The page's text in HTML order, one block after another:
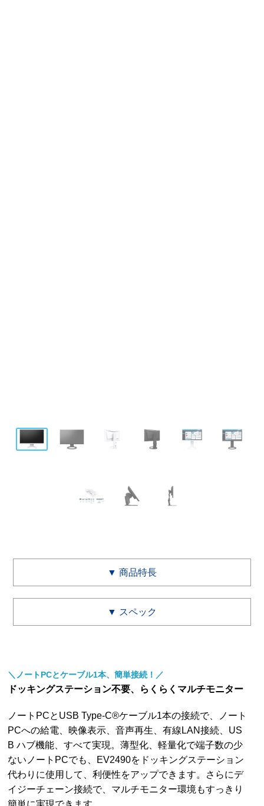
▼ 商品特長
▼ スペック
＼ノートPCとケーブル1本、簡単接続！／
ドッキングステーション不要、らくらくマルチモニター
ノートPCとUSB Type-C®ケーブル1本の接続で、ノート
PCへの給電、映像表示、音声再生、有線LAN接続、US
B ハブ機能、すべて実現。薄型化、軽量化で端子数の少
ないノートPCでも、EV2490をドッキングステーション
代わりに使用して、利便性をアップできます。さらにデ
イジーチェーン接続で、マルチモニター環境もすっきり